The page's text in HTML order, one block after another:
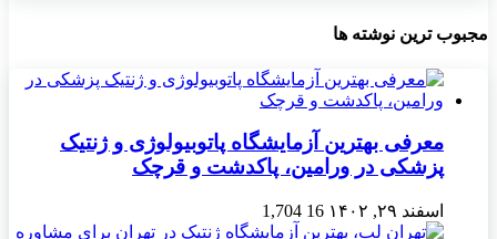
مجبوب ترین نوشته ها
معرفی بهترین آزمایشگاه پاتوبیولوژی و ژنتیک
پزشکی در ورامین، پاکدشت و قرچک
اسفند ۲۹, ۱۴۰۲ 16
1,704